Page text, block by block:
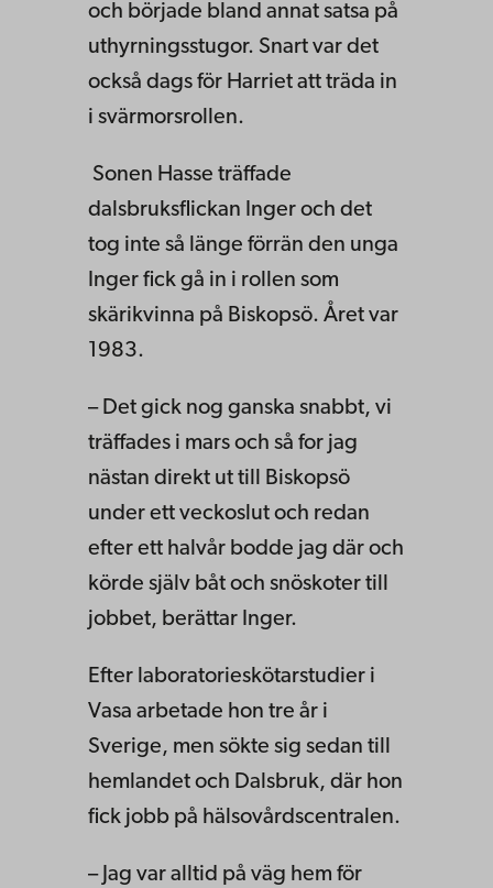
och började bland annat satsa på
uthyrningsstugor. Snart var det
också dags för Harriet att träda in
i svärmorsrollen.
Sonen Hasse träffade
dalsbruksflickan Inger och det
tog inte så länge förrän den unga
Inger fick gå in i rollen som
skärikvinna på Biskopsö. Året var
1983.
– Det gick nog ganska snabbt, vi
träffades i mars och så for jag
nästan direkt ut till Biskopsö
under ett veckoslut och redan
efter ett halvår bodde jag där och
körde själv båt och snöskoter till
jobbet, berättar Inger.
Efter laboratorieskötarstudier i
Vasa arbetade hon tre år i
Sverige, men sökte sig sedan till
hemlandet och Dalsbruk, där hon
fick jobb på hälsovårdscentralen.
– Jag var alltid på väg hem för